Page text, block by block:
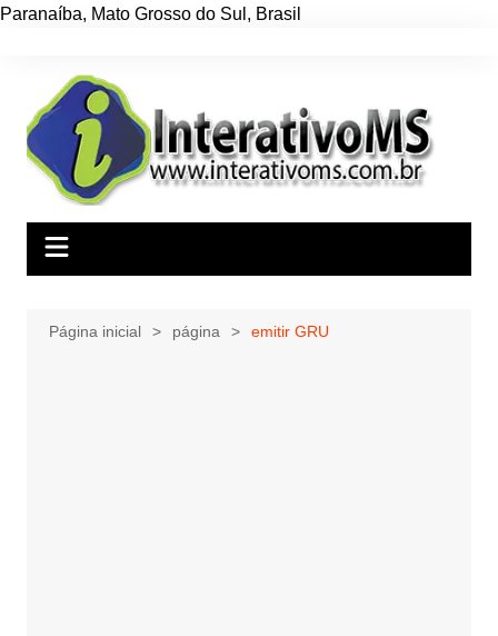
Paranaíba, Mato Grosso do Sul , Brasil
conteúdo
Página inicial página emitir GRU